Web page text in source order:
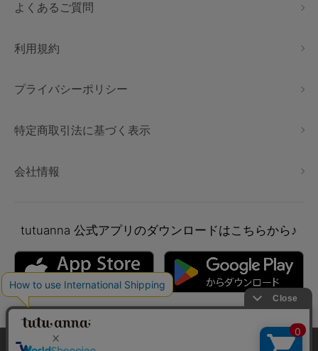
よくあるご質問
利用規約
プライバシーポリシー
特定商取引法に基づく表示
会社情報
tutuanna 公式アプリのダウンロードはこちらから♪
本サイトでは、より快適にご利用いただけるようCookieを利用し